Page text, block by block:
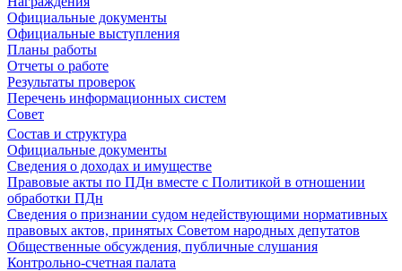
Официальные документы
Официальные выступления
Планы работы
Отчеты о работе
Результаты проверок
Перечень информационных систем
Совет
Состав и структура
Официальные документы
Сведения о доходах и имуществе
Правовые акты по ПДн вместе с Политикой в отношении
обработки ПДн
Сведения о признании судом недействующими нормативных
правовых актов, принятых Советом народных депутатов
Общественные обсуждения, публичные слушания
Контрольно-счетная палата